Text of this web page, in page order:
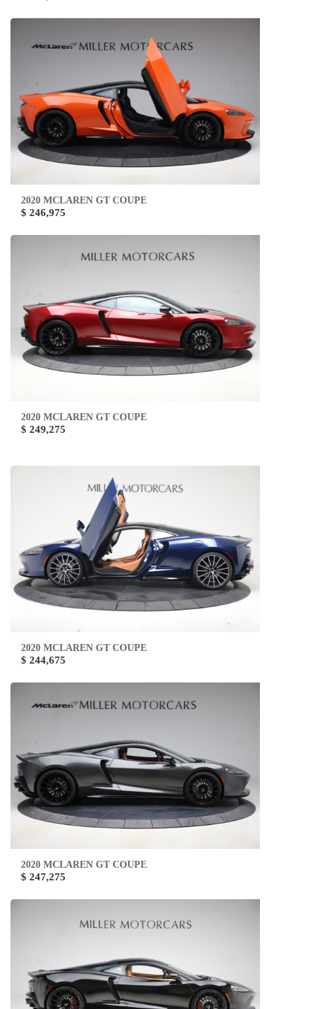
2020 MCLAREN GT COUPE
$ 246,975
2020 MCLAREN GT COUPE
$ 249,275
2020 MCLAREN GT COUPE
$ 244,675
2020 MCLAREN GT COUPE
$ 247,275